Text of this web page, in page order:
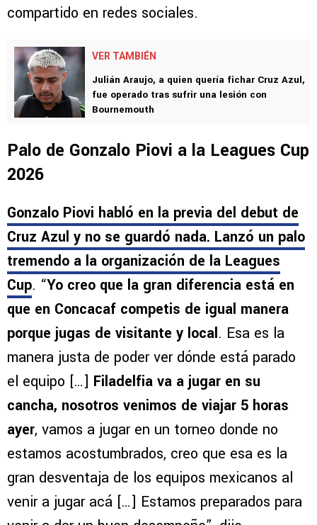
compartido en redes sociales.
VER TAMBIÉN
Julián Araujo, a quien quería fichar Cruz Azul,
fue operado tras sufrir una lesión con
Bournemouth
Palo de Gonzalo Piovi a la Leagues Cup
2026
Gonzalo Piovi habló en la previa del debut de
Cruz Azul y no se guardó nada. Lanzó un palo
tremendo a la organización de la Leagues
Cup. “Yo creo que la gran diferencia está en
que en Concacaf competis de igual manera
porque jugas de visitante y local. Esa es la
manera justa de poder ver dónde está parado
el equipo […] Filadelfia va a jugar en su
cancha, nosotros venimos de viajar 5 horas
ayer, vamos a jugar en un torneo donde no
estamos acostumbrados, creo que esa es la
gran desventaja de los equipos mexicanos al
venir a jugar acá […] Estamos preparados para